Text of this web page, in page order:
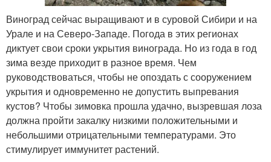
Виноград сейчас выращивают и в суровой Сибири и на
Урале и на Северо-Западе. Погода в этих регионах
диктует свои сроки укрытия винограда. Но из года в год
зима везде приходит в разное время. Чем
руководствоваться, чтобы не опоздать с сооружением
укрытия и одновременно не допустить выпревания
кустов? Чтобы зимовка прошла удачно, вызревшая лоза
должна пройти закалку низкими положительными и
небольшими отрицательными температурами. Это
стимулирует иммунитет растений.